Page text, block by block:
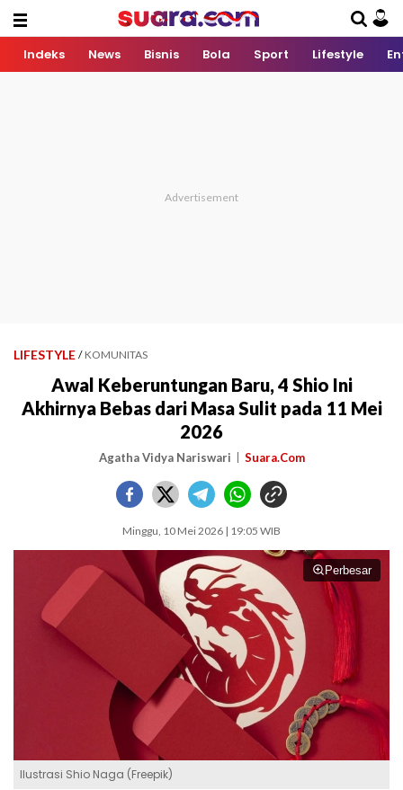
Indeks News Bisnis Bola Sport Lifestyle
LIFESTYLE / KOMUNITAS
Awal Keberuntungan Baru, 4 Shio Ini
Akhirnya Bebas dari Masa Sulit pada 11 Mei
2026
Agatha Vidya Nariswari Suara.Com
Minggu, 10 Mei 2026 | 19:05 WIB
Perbesar
Ilustrasi Shio Naga (Freepik)